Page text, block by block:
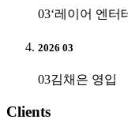
03‘레이어 엔터
2026 03
03김채은 영입
Clients